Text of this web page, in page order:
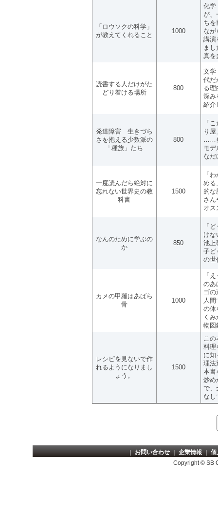
「ロウソクの科学」
が教えてくれること
1000
化学
が、
ちを
なが
講演
ま
真を
読書する人だけがた
どり着ける場所
800
文学
代だ
る理
深み
紹介
発達障害 生きづら
さを抱える少数派の
「種族」たち
800
「
り
……
モデ
なだ
一度読んだら絶対に
忘れない世界史の教
科書
1500
「
める
的な
さん
オス
なんのために学ぶの
か
850
「
けな
池上
子ど
の世
カメの甲羅はあばら
骨
1000
「
のあ
ゴの
人
の体
く
物図
レシピを見ないで作
れるようになりまし
ょう。
1500
この
料理
に知
理法
本書
炒め
で、
なし
｜お問い合わせ｜企業情報｜個
Copyright © SB